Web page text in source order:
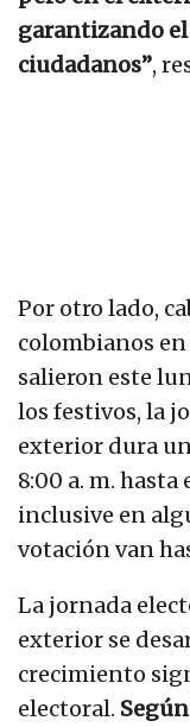
garantizando
ciudadanos”,
Por otro lado,
colombianos
salieron este
los festivos, la
exterior dura
8:00 a. m. hasta
inclusive en
votación van
La jornada
exterior se
crecimiento
electoral.